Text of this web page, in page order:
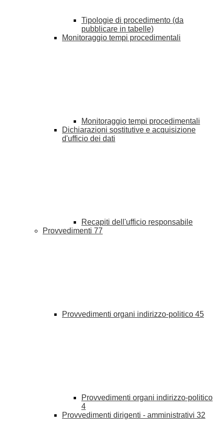
Tipologie di procedimento (da
pubblicare in tabelle)
Monitoraggio tempi procedimentali
Monitoraggio tempi procedimentali
Dichiarazioni sostitutive e acquisizione
d'ufficio dei dati
Recapiti dell'ufficio responsabile
Provvedimenti 77
Provvedimenti organi indirizzo-politico 45
Provvedimenti organi indirizzo-politico
4
Provvedimenti dirigenti - amministrativi 32